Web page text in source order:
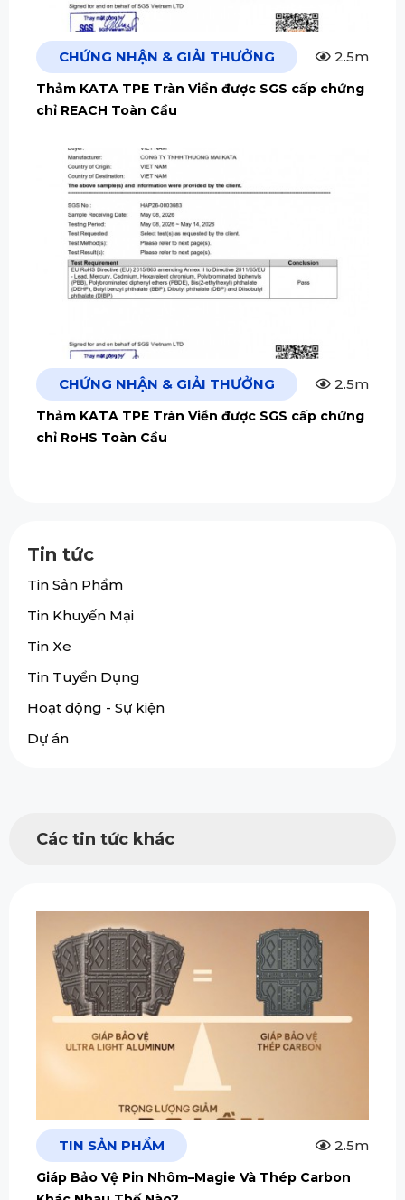
CHỨNG NHẬN & GIẢI THƯỞNG 2.5m
Thảm KATA TPE Tràn Viền được SGS cấp chứng
chỉ REACH Toàn Cầu
CHỨNG NHẬN & GIẢI THƯỞNG 2.5m
Thảm KATA TPE Tràn Viền được SGS cấp chứng
chỉ RoHS Toàn Cầu
Tin tức
Tin Sản Phẩm
Tin Khuyến Mại
Tin Xe
Tin Tuyển Dụng
Hoạt động - Sự kiện
Dự án
Các tin tức khác
TIN SẢN PHẨM 2.5m
Giáp Bảo Vệ Pin Nhôm–Magie Và Thép Carbon